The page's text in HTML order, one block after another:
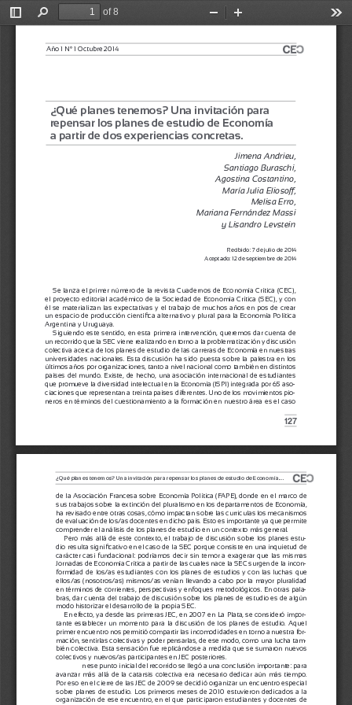
Toggle
Find
of 8
Zoom
127
Se lanza el primer número de la revista Cuadernos de Economía Crítica (CEC),
el proyecto editorial académico de la Sociedad de Economía Crítica (SEC), y con
él se materializan las expectativas y el trabajo de muchos años en pos de crear
un espacio de producción científica alternativo y plural para la Economía Política
Argentina y Uruguaya.
Siguiendo este sentido, en esta primera intervención, queremos dar cuenta de
un recorrido que la SEC viene realizando en torno a la problematización y discusión
colectiva acerca de los planes de estudio de las carreras de Economía en nuestras
universidades nacionales. Esta discusión ha sido puesta sobre la palestra en los
últimos años por organizaciones, tanto a nivel nacional como también en distintos
países del mundo. Existe, de hecho, una asociación internacional de estudiantes
que promueve la diversidad intelectual en la Economía (ISPI) integrada por 65 aso-
ciaciones que representan a treinta países diferentes. Uno de los movimientos pio-
neros en términos del cuestionamiento a la formación en nuestro área es el caso
Recibido: 7 de julio de 2014
Aceptado: 12 de septiembre de 2014
¿Qué planes tenemos? Una invitación para
repensar los planes de estudio de Economía
a partir de dos experiencias concretas.
Jimena Andrieu,
Santiago Buraschi,
Agostina Costantino,
María Julia Eliosoff,
Melisa Erro,
Mariana Fernández Massi
y Lisandro Levstein
Año 1 Nº 1 Octubre 2014
de la Asociación Francesa sobre Economía Política (FAPE), donde en el marco de
sus trabajos sobre la extinción del pluralismo en los departamentos de Economía,
ha revisado entre otras cosas, cómo impactan sobre las curriculas los mecanismos
de evaluación de los/as docentes en dicho país. Esto es importante ya que permite
comprender el análisis de los planes de estudio en un contexto más general.
Pero más allá de este contexto, el trabajo de discusión sobre los planes estu-
dio resulta significativo en el caso de la SEC porque consiste en una inquietud de
carácter casi fundacional: podríamos decir sin temor a exagerar que las mismas
Jornadas de Economía Crítica a partir de las cuales nace la SEC surgen de la incon-
formidad de los/as estudiantes con los planes de estudios y con las luchas que
ellos/as (nosotros/as) mismos/as venían llevando a cabo por la mayor pluralidad
en términos de corrientes, perspectivas y enfoques metodológicos. En otras pala-
bras, dar cuenta del trabajo de discusión sobre los planes de estudio es de algún
modo historizar el desarrollo de la propia SEC.
En efecto, ya desde las primeras JEC, en 2007 en La Plata, se consideró impor-
tante establecer un momento para la discusión de los planes de estudio. Aquel
primer encuentro nos permitió compartir las incomodidades en torno a nuestra for-
mación, sentirlas colectivas y poder pensarlas, de ese modo, como una lucha tam-
bién colectiva. Esta sensación fue replicándose a medida que se sumaron nuevos
colectivos y nuevos/as participantes en JEC posteriores.
    n ese punto inicial del recorrido se llegó a una conclusión importante: para
avanzar más allá de la catarsis colectiva era necesario dedicar aún más tiempo.
Por eso en el cierre de las JEC de 2009 se decidió organizar un encuentro especial
sobre planes de estudio. Los primeros meses de 2010 estuvieron dedicados a la
organización de ese encuentro, en el que participaron estudiantes y docentes de
¿Qué planes tenemos? Una invitación para repensar los planes de estudio de Economía....